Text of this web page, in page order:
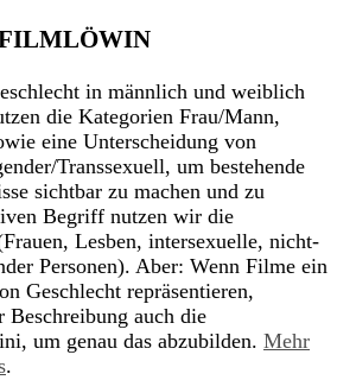
in männlich und weiblich
die Kategorien Frau/Mann,
eine Unterscheidung von
Transsexuell, um bestehende
sichtbar zu machen und zu
Begriff nutzen wir die
Lesben, intersexuelle, nicht-
Personen). Aber: Wenn Filme ein
Geschlecht repräsentieren,
auch die
um genau das abzubilden. Mehr
.